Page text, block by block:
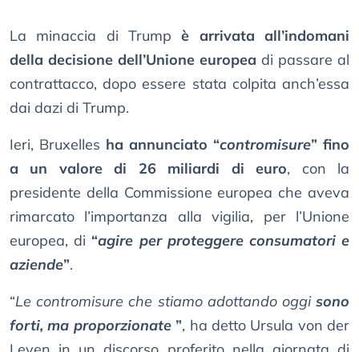
La minaccia di Trumpè arrivata all’indomani
della decisione dell’Unione europea di passare al
contrattacco, dopo essere stata colpita anch’essa
dai dazi di Trump.
Ieri, Bruxelles ha annunciato “contromisure” fino
a un valore di 26 miliardi di euro, con la
presidente della Commissione europea che aveva
rimarcato l’importanza alla vigilia, per l’Unione
europea, di “agire per proteggere consumatori e
aziende”.
“Le contromisure che stiamo adottando oggi sono
forti, ma proporzionate ”, ha detto Ursula von der